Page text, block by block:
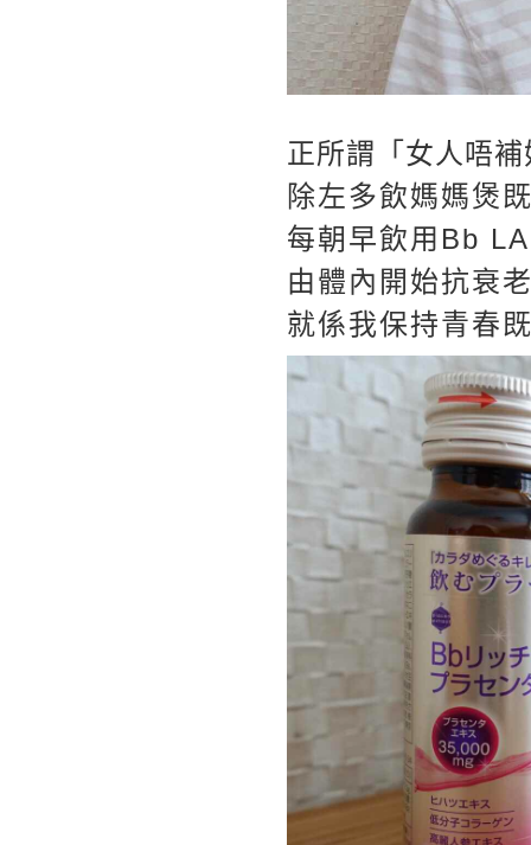
正所謂「女人唔
除左多飲媽媽煲
每朝早飲用Bb
由體內開始抗衰
就係我保持青春